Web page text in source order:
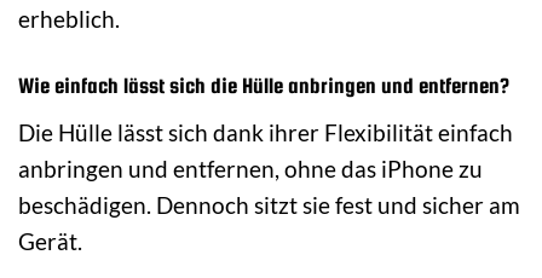
erheblich.
Wie einfach lässt sich die Hülle anbringen und entfernen?
Die Hülle lässt sich dank ihrer Flexibilität einfach
anbringen und entfernen, ohne das iPhone zu
beschädigen. Dennoch sitzt sie fest und sicher am
Gerät.